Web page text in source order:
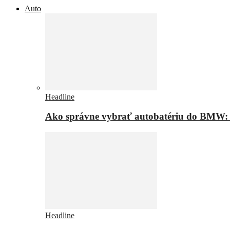
Auto
Headline
Ako správne vybrať autobatériu do
Headline